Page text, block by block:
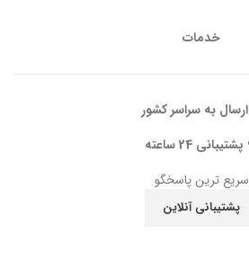
خدمات
به سراسر کشور
24 ساعته
سریع ترین پاسخگو
پشتیبانی آنلاین